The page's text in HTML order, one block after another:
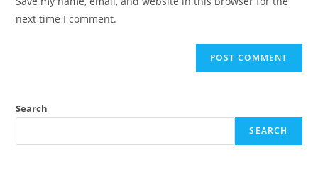
next time I comment.
Search
SEARCH